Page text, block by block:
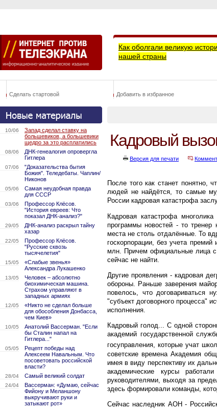
Как оболгали великую
нашей страны
Сделать стартовой Добавить в избранное
10/06
Запад сделал ставку на
большевиков, а большевики
щедро за это расплатились
08/06
ДНК-генеалогия опровергла
Гитлера
07/06
"Доказательства бытия
Божия". Теледебаты. Чаплин/
Никонов
05/06
Самая неудобная правда
для СССР
03/06
Профессор Клёсов.
"История евреев: Что
показал ДНК-анализ?"
29/05
ДНК-анализ раскрыл тайну
хазар
22/05
Профессор Клёсов.
"Русские сквозь
тысячелетия"
15/05
«Слабые звенья»
Александра Лукашенко
13/05
Человек – абсолютно
биохимическая машина.
Страхом управляют в
западных армиях
12/05
«Никто не сделал больше
для обособления Донбасса,
чем Киев»
10/05
Анатолий Вассерман. "Если
бы Сталин напал на
Гитлера..."
05/05
Рецепт победы над
Алексеем Навальным. Что
посоветовать российской
власти?
28/04 Самый великий солдат
24/04
Вассерман: «Думаю, сейчас
Фийону и Меланшону
выкручивают руки и
затыкают рот»
Кадровый
Версия для печати
После того как станет понятно,
людей не найдётся, то самые
России кадровая катастрофа
Кадровая катастрофа
программы новостей - то тренер
места не столь отдалённые. То
госкорпорации, без учета
млн. Причем официальные лица с
сейчас не найти.
Другие проявления - кадровая
обороны. Раньше заверения
повелось, что договариваться
"субъект договорного процесса"
исполнения.
Кадровый голод... С одной
академий государственной
госуправления, которые учат
советские времена Академия
имея в виду перспективу их
академические курсы
руководителями, выходя за
здесь формировали команды,
Сейчас наследник АОН -